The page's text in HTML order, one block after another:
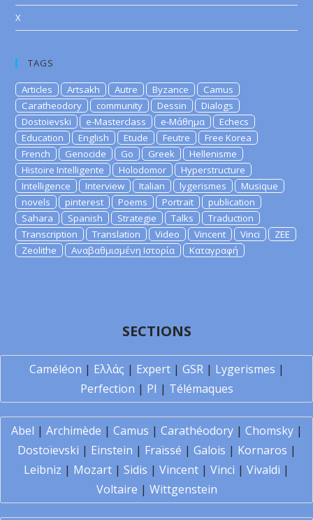
X
TAGS
Articles Artsakh Autre Byzance
Camus
Caratheodory
community Dessin
Dialogs
Dostoievski
e-Masterclass e-Μάθημα
Echecs
Education
English Etude Feutre
Free Korea
French
Genocide Go Greek
Hellenisme
Histoire Intelligente
Holodomor
Hyperstructure
Intelligence
Interview Italian lygerismes
Musique
novels
pinterest Poems Portrait
publication
Sahara
Spanish Strategie Talks
Traduction
Transcription
Translation Video Vincent Vinci
ZEE
Zeolithe
Αναβαθμισμένη Ιστορία Καταγραφή
SECTIONS
Caméléon | Ελλάς | Expert| GSR| Lygerismes |
Perfection | PI | Télémaques
Abel | Archimède | Camus | Carathéodory| Chomsky|
Dostoïevski | Einstein | Fraïssé | Galois | Kornaros |
Leibniz | Mozart | Sidis | Vincent | Vinci | Vivaldi |
Voltaire | Wittgenstein